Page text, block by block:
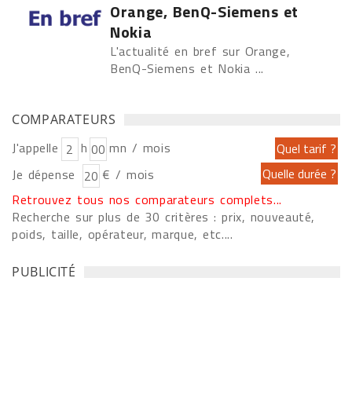
Orange, BenQ-Siemens et
Nokia
L'actualité en bref sur Orange,
BenQ-Siemens et Nokia ...
COMPARATEURS
J'appelle h
mn / mois
Je dépense
€ / mois
Retrouvez tous nos comparateurs complets...
Recherche sur plus de 30 critères : prix, nouveauté,
poids, taille, opérateur, marque, etc....
PUBLICITÉ